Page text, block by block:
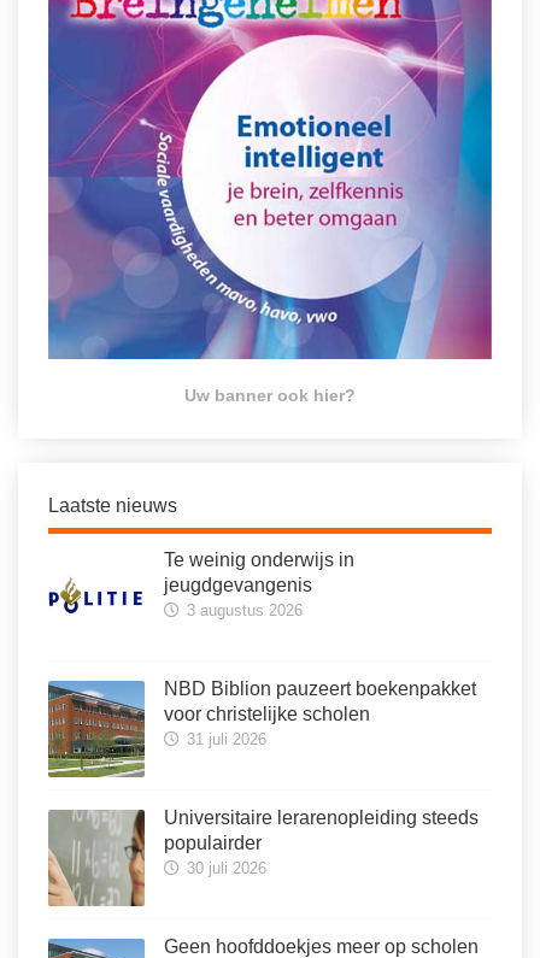
Uw banner ook hier?
Laatste nieuws
Te weinig onderwijs in
jeugdgevangenis
3 augustus 2026
NBD Biblion pauzeert boekenpakket
voor christelijke scholen
31 juli 2026
Universitaire lerarenopleiding steeds
populairder
30 juli 2026
Geen hoofddoekjes meer op scholen